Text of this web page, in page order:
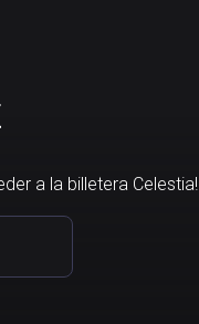
a la billetera Celestia!